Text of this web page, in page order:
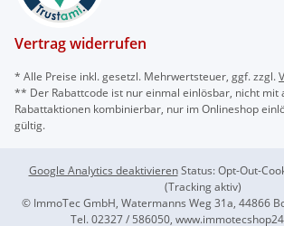
Vertrag widerrufen
* Alle Preise inkl. gesetzl. Mehrwertsteuer, ggf. zzgl.
** Der Rabattcode ist nur einmal einlösbar, nicht mit
Rabattaktionen kombinierbar, nur im Onlineshop
gültig.
Google Analytics deaktivieren Status: Opt-Out-
(Tracking aktiv)
© ImmoTec GmbH, Watermanns Weg 31a, 44866
Tel. 02327 / 586050,